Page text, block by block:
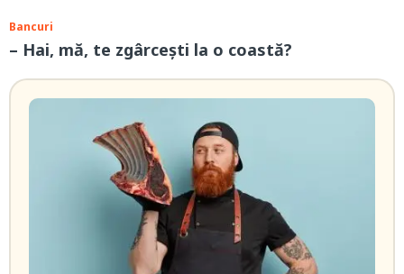
Bancuri
– Hai, mă, te zgârcești la o coastă?